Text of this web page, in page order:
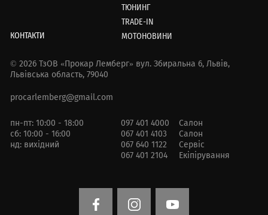
ТЮНИНГ
TRADE-IN
МОТОНОВИНИ
КОНТАКТИ
© 2026 ТзОВ «Прокар Лемберг» вул. Збиральна 6, Львів,
Львівська область, 79040
procarlemberg@gmail.com
пн-пт: 10:00 - 18:00
сб: 10:00 - 16:00
нд: вихідний
097 401 4000
Салон
067 401 4103
Салон
067 640 1122
Сервіс
067 401 2104
Екіпірування